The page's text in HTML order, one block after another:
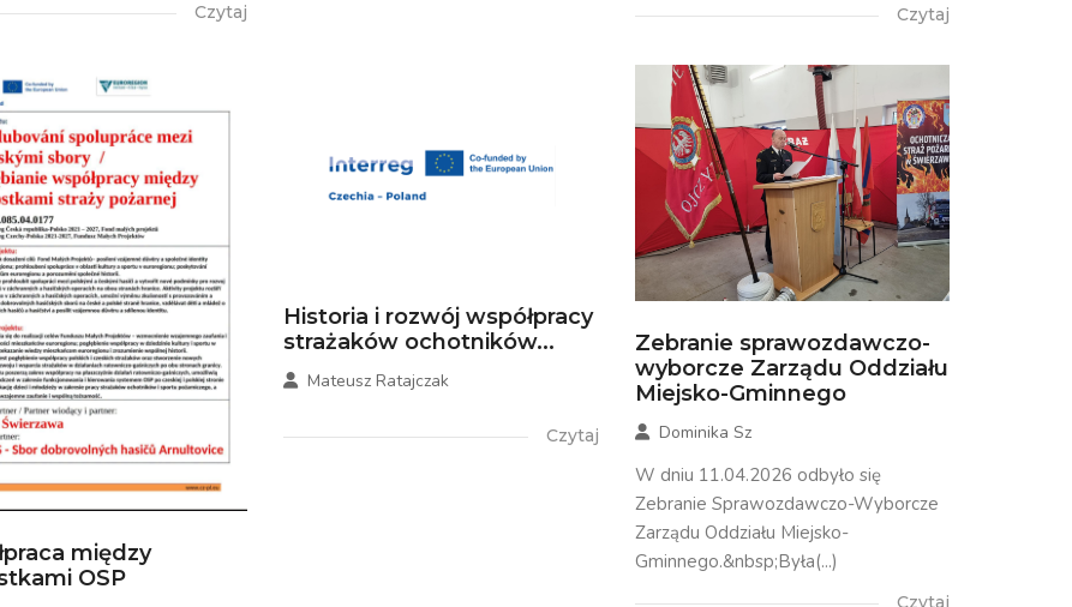
Czytaj Czytaj
między
OSP
Historia i rozwój współpracy
strażaków ochotników...
Mateusz Ratajczak
Czytaj
Zebranie sprawozdawczo-
wyborcze Zarządu Oddziału
Miejsko-Gminnego
Dominika Sz
W dniu 11.04.2026 odbyło się
Zebranie Sprawozdawczo-Wyborcze
Zarządu Oddziału Miejsko-
Gminnego.&nbsp;Była(...)
Czytaj